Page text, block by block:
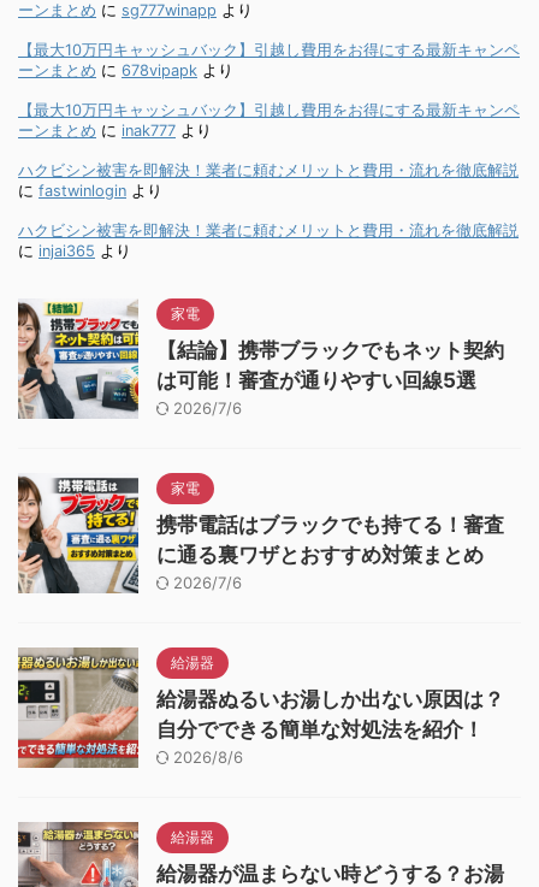
ーンまとめ に sg777winapp より
【最大10万円キャッシュバック】引越し費用をお得にする最新キャンペ
ーンまとめ に 678vipapk より
【最大10万円キャッシュバック】引越し費用をお得にする最新キャンペ
ーンまとめ に inak777 より
ハクビシン被害を即解決！業者に頼むメリットと費用・流れを徹底解説
に fastwinlogin より
ハクビシン被害を即解決！業者に頼むメリットと費用・流れを徹底解説
に injai365 より
家電
【結論】携帯ブラックでもネット契約
は可能！審査が通りやすい回線5選
2026/7/6
家電
携帯電話はブラックでも持てる！審査
に通る裏ワザとおすすめ対策まとめ
2026/7/6
給湯器
給湯器ぬるいお湯しか出ない原因は？
自分でできる簡単な対処法を紹介！
2026/8/6
給湯器
給湯器が温まらない時どうする？お湯